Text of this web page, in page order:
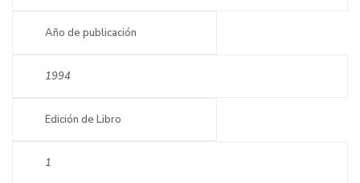
Año de publicación
1994
Edición de Libro
1